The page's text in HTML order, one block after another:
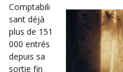
Comptabili
sant déjà
plus de 151
000 entrés
depuis sa
sortie fin